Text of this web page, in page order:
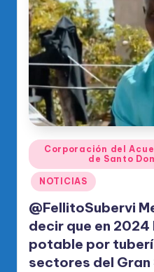
Publicado
en
Corporación del
de Santo
NOTICIAS
@FellitoSubervi
decir que en
potable por
sectores del Gran